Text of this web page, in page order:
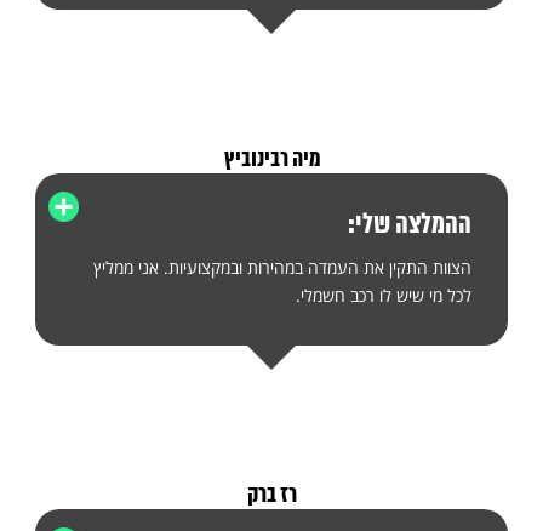
מיה רבינוביץ
ההמלצה שלי:
הצוות התקין את העמדה במהירות ובמקצועיות. אני ממליץ
לכל מי שיש לו רכב חשמלי.
רז ברק